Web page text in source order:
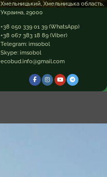
Хмельницький, Хмельницька область,
Украина, 29000
+38 050 339 01 39 (WhatsApp)
+38 067 383 18 89 (Viber)
Telegram: imsobol
Skype: imsobol
ecobud.info@gmail.com